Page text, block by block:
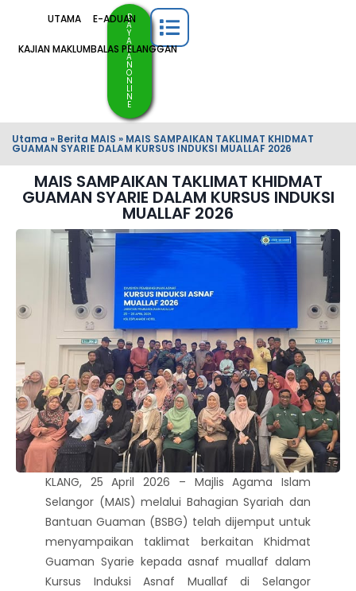
UTAMA E-ADUAN
KAJIAN MAKLUMBALAS PELANGGAN
B
A
Y
A
R
A
N
O
N
LI
N
E
Utama » Berita MAIS » MAIS SAMPAIKAN TAKLIMAT KHIDMAT
GUAMAN SYARIE DALAM KURSUS INDUKSI MUALLAF 2026
MAIS SAMPAIKAN TAKLIMAT KHIDMAT
GUAMAN SYARIE DALAM KURSUS INDUKSI
MUALLAF 2026
KLANG, 25 April 2026 – Majlis Agama Islam
Selangor (MAIS) melalui Bahagian Syariah dan
Bantuan Guaman (BSBG) telah dijemput untuk
menyampaikan taklimat berkaitan Khidmat
Guaman Syarie kepada asnaf muallaf dalam
Kursus Induksi Asnaf Muallaf di Selangor